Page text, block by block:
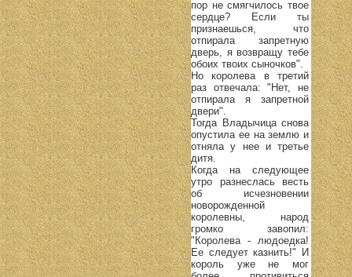
пор не смягчилось твое
сердце? Если ты
признаешься, что
отпирала запретную
дверь, я возвращу тебе
обоих твоих сыночков".
Но королева в третий
раз отвечала: "Нет, не
отпирала я запретной
двери".
Тогда Владычица снова
опустила ее на землю и
отняла у нее и третье
дитя.
Когда на следующее
утро разнеслась весть
об исчезновении
новорожденной
королевны, народ
громко завопил:
"Королева - людоедка!
Ее следует казнить!" И
король уже не мог